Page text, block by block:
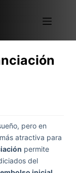
pero en
atractiva para
permite
del